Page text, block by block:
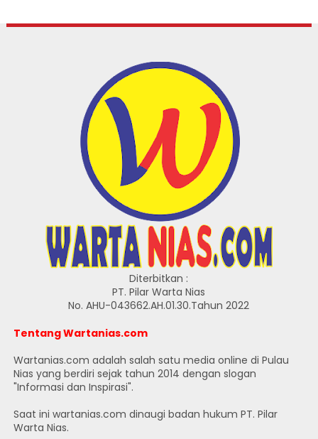
Diterbitkan :
PT. Pilar Warta Nias
No. AHU-043662.AH.01.30.Tahun 2022
Tentang Wartanias.com
Wartanias.com adalah salah satu media online di Pulau
Nias yang berdiri sejak tahun 2014 dengan slogan
"Informasi dan Inspirasi".
Saat ini wartanias.com dinaugi badan hukum PT. Pilar
Warta Nias.